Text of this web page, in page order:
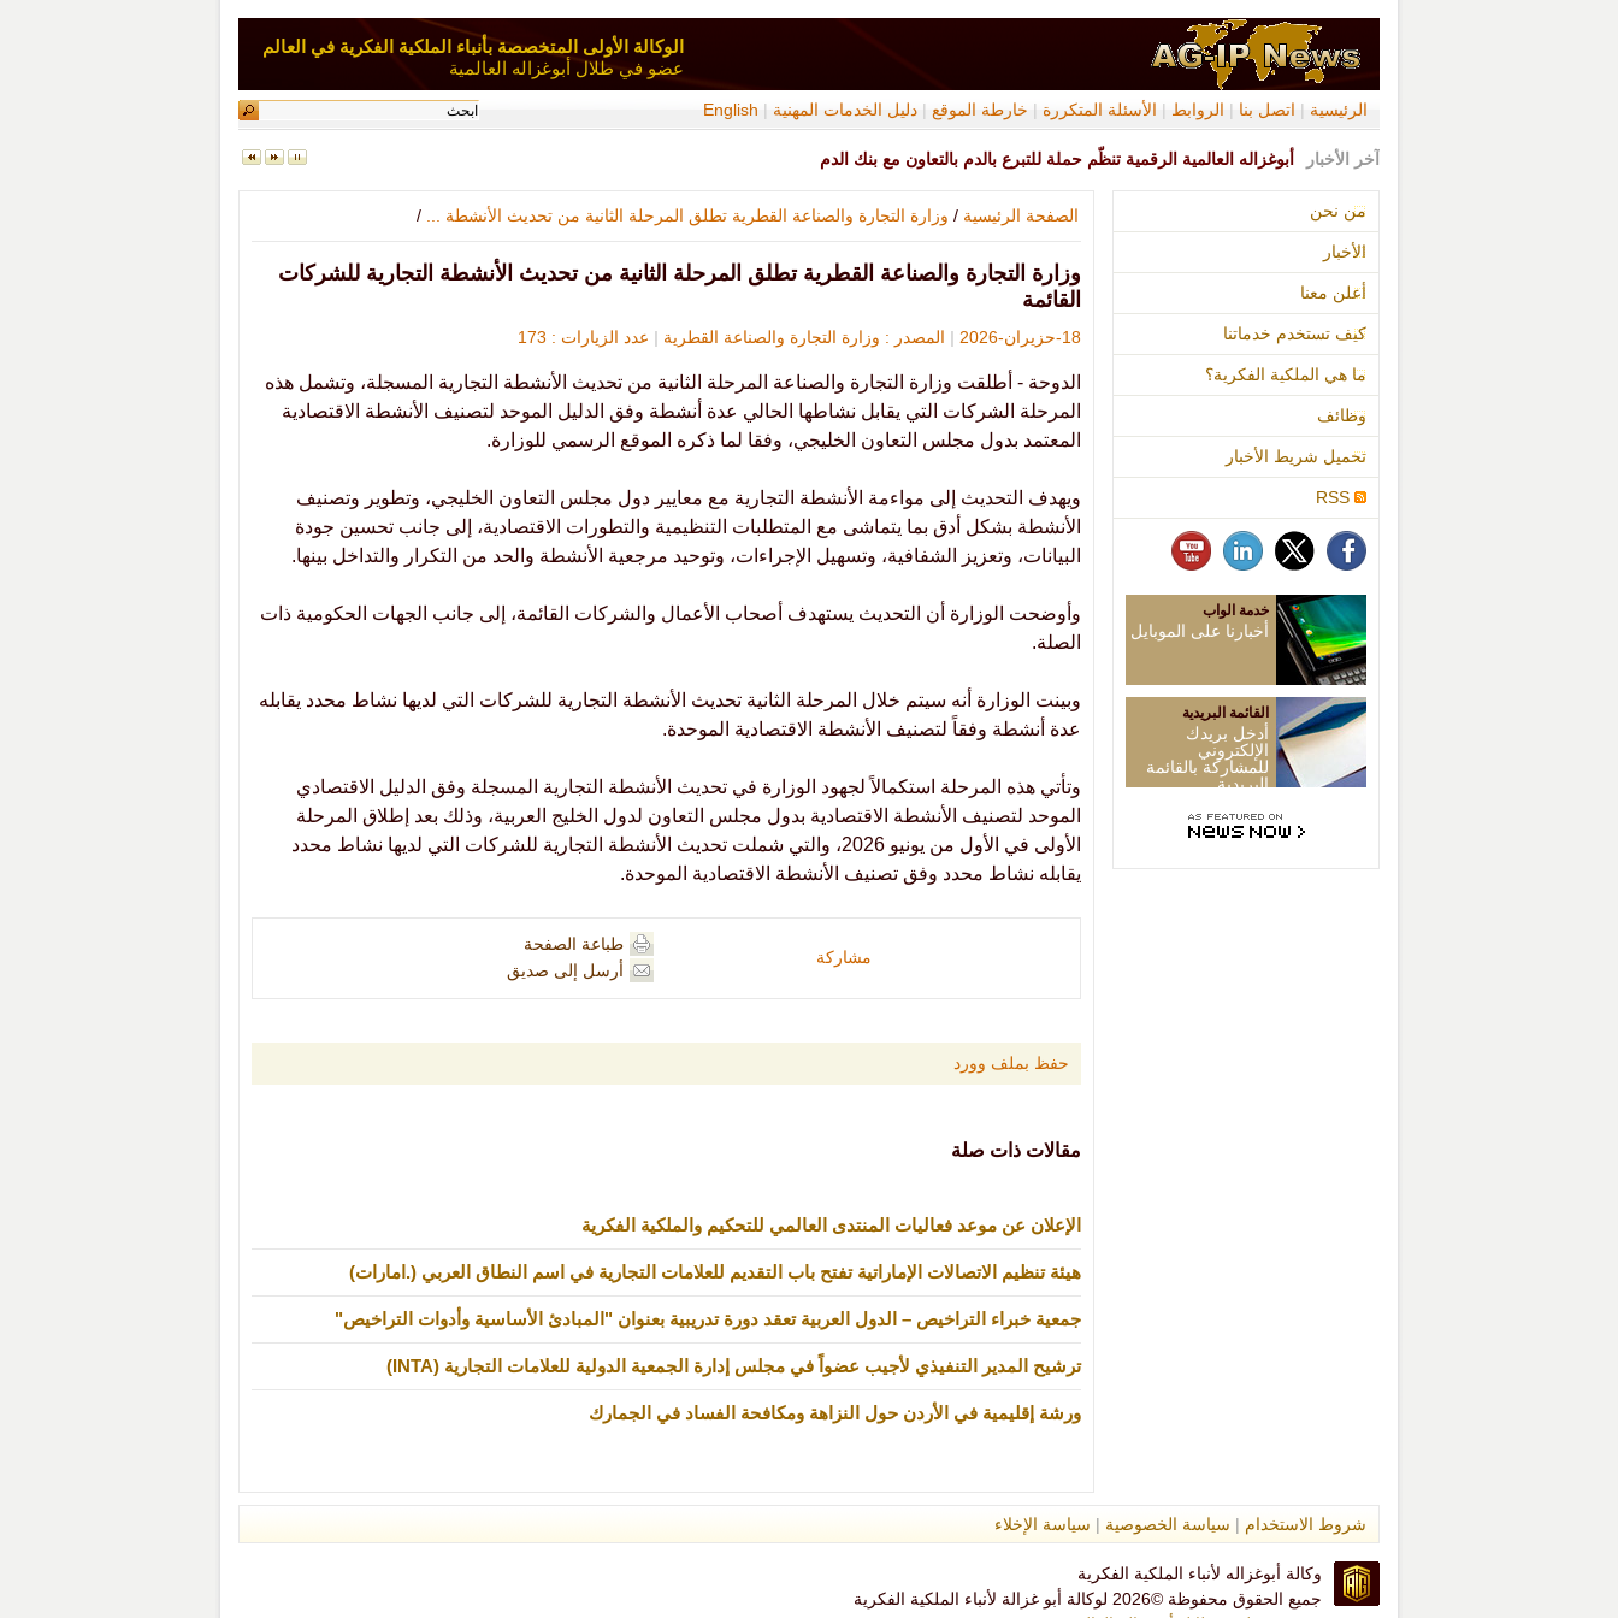
الوكالة الأولى المتخصصة بأنباء الملكية الفكرية في العالم
عضو في طلال أبوغزاله العالمية
الرئيسية | اتصل بنا | الروابط | الأسئلة المتكررة | خارطة الموقع | دليل الخدمات المهنية |
English
آخر الأخبار أبوغزاله العالمية الرقمية تنظّم حملة للتبرع بالدم بالتعاون مع بنك الدم
من نحن
الأخبار
أعلن معنا
كيف تستخدم خدماتنا
ما هي الملكية الفكرية؟
وظائف
تحميل شريط الأخبار
خدمة الواب
أخبارنا على الموبايل
القائمة البريدية
أدخل بريدك
الإلكتروني
للمشاركة بالقائمة
البريدية
الصفحة الرئيسية / وزارة التجارة والصناعة القطرية تطلق المرحلة الثانية من تحديث الأنشطة ... /
وزارة التجارة والصناعة القطرية تطلق المرحلة الثانية من تحديث الأنشطة التجارية للشركات
القائمة
18-حزيران-2026 | المصدر : وزارة التجارة والصناعة القطرية | عدد الزيارات : 173
الدوحة - أطلقت وزارة التجارة والصناعة المرحلة الثانية من تحديث الأنشطة التجارية المسجلة، وتشمل هذه
المرحلة الشركات التي يقابل نشاطها الحالي عدة أنشطة وفق الدليل الموحد لتصنيف الأنشطة الاقتصادية
المعتمد بدول مجلس التعاون الخليجي، وفقا لما ذكره الموقع الرسمي للوزارة.
ويهدف التحديث إلى مواءمة الأنشطة التجارية مع معايير دول مجلس التعاون الخليجي، وتطوير وتصنيف
الأنشطة بشكل أدق بما يتماشى مع المتطلبات التنظيمية والتطورات الاقتصادية، إلى جانب تحسين جودة
البيانات، وتعزيز الشفافية، وتسهيل الإجراءات، وتوحيد مرجعية الأنشطة والحد من التكرار والتداخل بينها.
وأوضحت الوزارة أن التحديث يستهدف أصحاب الأعمال والشركات القائمة، إلى جانب الجهات الحكومية ذات
الصلة.
وبينت الوزارة أنه سيتم خلال المرحلة الثانية تحديث الأنشطة التجارية للشركات التي لديها نشاط محدد يقابله
عدة أنشطة وفقاً لتصنيف الأنشطة الاقتصادية الموحدة.
وتأتي هذه المرحلة استكمالاً لجهود الوزارة في تحديث الأنشطة التجارية المسجلة وفق الدليل الاقتصادي
الموحد لتصنيف الأنشطة الاقتصادية بدول مجلس التعاون لدول الخليج العربية، وذلك بعد إطلاق المرحلة
الأولى في الأول من يونيو 2026، والتي شملت تحديث الأنشطة التجارية للشركات التي لديها نشاط محدد
يقابله نشاط محدد وفق تصنيف الأنشطة الاقتصادية الموحدة.
مشاركة
طباعة الصفحة
أرسل إلى صديق
حفظ بملف وورد
مقالات ذات صلة
الإعلان عن موعد فعاليات المنتدى العالمي للتحكيم والملكية الفكرية
هيئة تنظيم الاتصالات الإماراتية تفتح باب التقديم للعلامات التجارية في اسم النطاق العربي (.امارات)
جمعية خبراء التراخيص – الدول العربية تعقد دورة تدريبية بعنوان "المبادئ الأساسية وأدوات التراخيص"
ترشيح المدير التنفيذي لأجيب عضواً في مجلس إدارة الجمعية الدولية للعلامات التجارية (INTA)
ورشة إقليمية في الأردن حول النزاهة ومكافحة الفساد في الجمارك
شروط الاستخدام | سياسة الخصوصية | سياسة الإخلاء
وكالة أبوغزاله لأنباء الملكية الفكرية
جميع الحقوق محفوظة ©2026 لوكالة أبو غزالة لأنباء الملكية الفكرية